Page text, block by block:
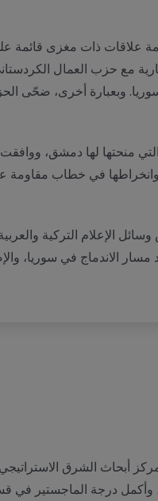
علاقات ذات مغزى
وبعبارة أخرى، ضحّى الحزب
التي منحتها لها دمشق،
وانخراطها في خطاب
الإعلام التركية
مسار الاندماج في سوريا،
أبحاث الشرق